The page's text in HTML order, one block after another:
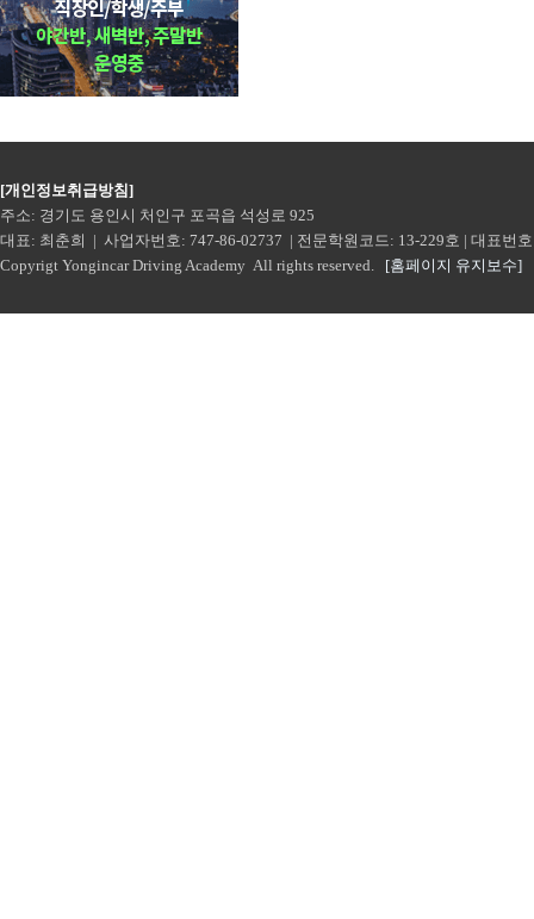
[개인정보취급방침]
주소: 경기도 용인시 처인구 포곡읍 석성로 925
대표: 최춘희 | 사업자번호: 747-86-02737 | 전문학원코드: 13-229호 | 대표번
Copyrigt Yongincar Driving Academy All rights reserved. [홈페이지 유지보수]